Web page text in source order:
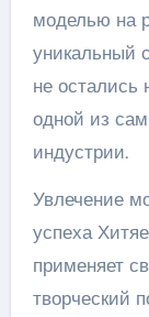
моделью на
уникальный
не остались
одной из
индустрии.
Увлечение
успеха
применяет
творческий